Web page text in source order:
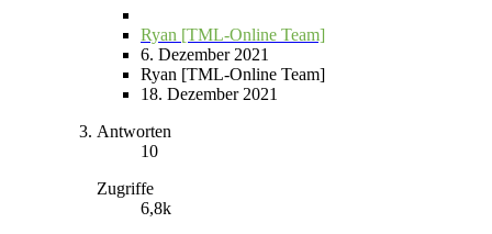
Ryan [TML-Online Team]
6. Dezember 2021
Ryan [TML-Online Team]
18. Dezember 2021
Antworten
10
Zugriffe
6,8k